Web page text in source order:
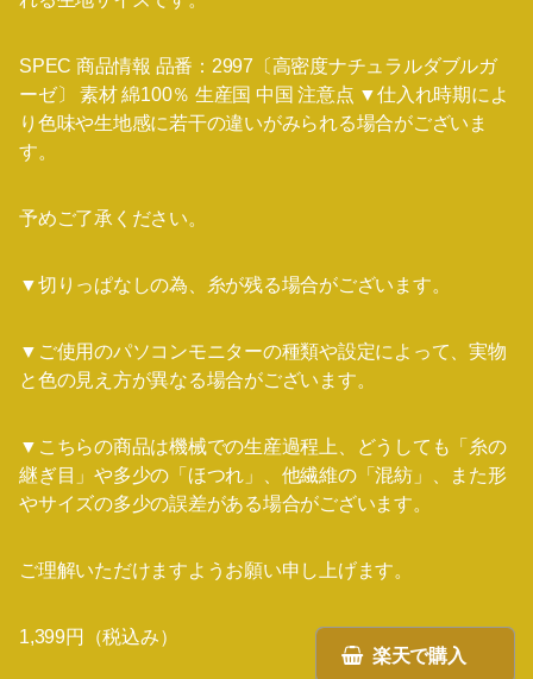
SPEC 商品情報 品番：2997〔高密度ナチュラルダブルガ
ーゼ〕 素材 綿100％ 生産国 中国 注意点 ▼仕入れ時期によ
り色味や生地感に若干の違いがみられる場合がございま
す。
予めご了承ください。
▼切りっぱなしの為、糸が残る場合がございます。
▼ご使用のパソコンモニターの種類や設定によって、実物
と色の見え方が異なる場合がございます。
▼こちらの商品は機械での生産過程上、どうしても「糸の
継ぎ目」や多少の「ほつれ」、他繊維の「混紡」、また形
やサイズの多少の誤差がある場合がございます。
ご理解いただけますようお願い申し上げます。
楽天で購入
1,399円（税込み）